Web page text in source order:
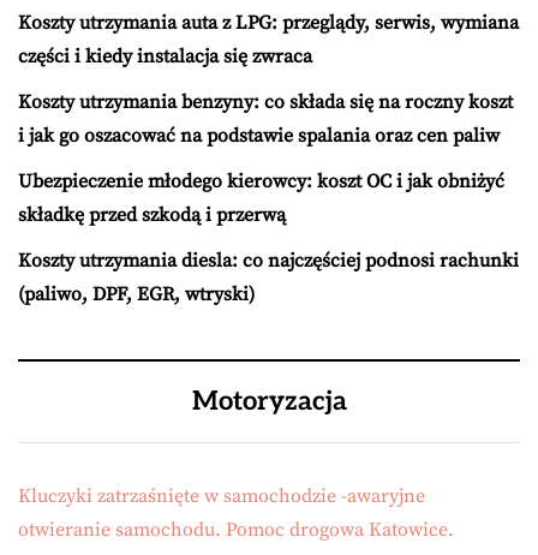
Koszty utrzymania auta z LPG: przeglądy, serwis, wymiana
części i kiedy instalacja się zwraca
Koszty utrzymania benzyny: co składa się na roczny koszt
i jak go oszacować na podstawie spalania oraz cen paliw
Ubezpieczenie młodego kierowcy: koszt OC i jak obniżyć
składkę przed szkodą i przerwą
Koszty utrzymania diesla: co najczęściej podnosi rachunki
(paliwo, DPF, EGR, wtryski)
Motoryzacja
Kluczyki zatrzaśnięte w samochodzie -awaryjne
otwieranie samochodu. Pomoc drogowa Katowice.